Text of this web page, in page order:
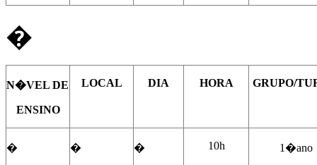
�
N�VEL DE
ENSINO
LOCAL DIA HORA GRUPO/
� � � 10h 1�ano